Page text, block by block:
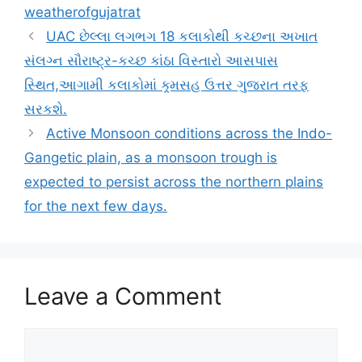
weatherofgujatrat
UAC છેલ્લા લગભગ 18 કલાકોથી કચ્છના અખાત
સંલગ્ન સૌરાષ્ટ્ર-કચ્છ કાંઠા વિસ્તારો આસપાસ
સ્થિત,આગામી કલાકોમાં ક્ર્મસહ ઉત્તર ગુજરાત તરફ
સરકશે.
Active Monsoon conditions across the Indo-
Gangetic plain, as a monsoon trough is
expected to persist across the northern plains
for the next few days.
Leave a Comment